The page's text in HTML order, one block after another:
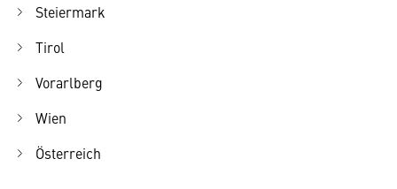
Steiermark
Tirol
Vorarlberg
Wien
Österreich